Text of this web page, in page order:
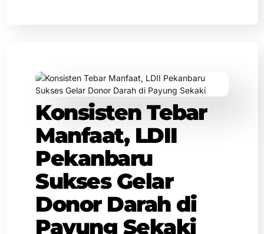
Konsisten Tebar
Manfaat, LDII
Pekanbaru
Sukses Gelar
Donor Darah di
Payung Sekaki